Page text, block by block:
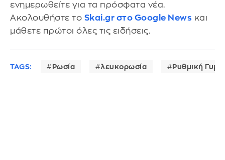
ενημερωθείτε για τα πρόσφατα νέα.
Ακολουθήστε το Skai.gr στο Google News και
μάθετε πρώτοι όλες τις ειδήσεις.
TAGS: Ρωσία λευκορωσία Ρυθμική